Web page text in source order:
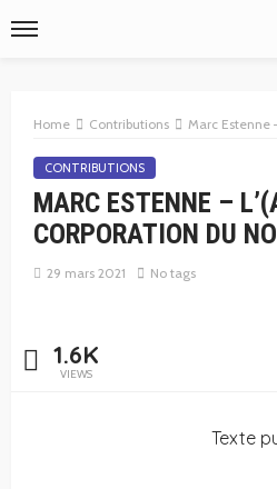
Home Contributions Marc Estenne
CONTRIBUTIONS
MARC ESTENNE –
CORPORATION DU
29 mars 2021 No tags
1.6K
VIEWS
Texte